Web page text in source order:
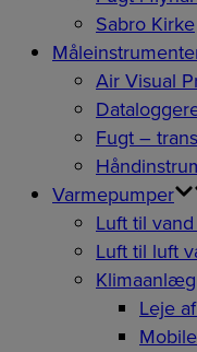
Sabro Kirke
Air Visual
Fugt –
Varmepumper
Luft til
Luft til luft
Klimaanlæg
Leje